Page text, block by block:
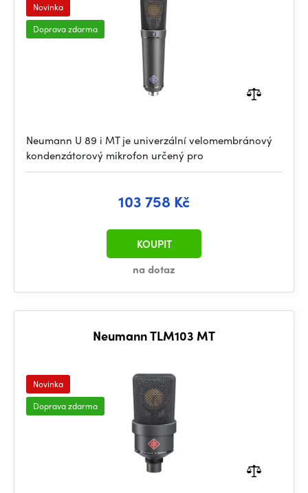
Novinka
Doprava zdarma
Neumann U 89 i MT je univerzální velomembránový
kondenzátorový mikrofon určený pro
103 758 Kč
na dotaz
KOUPIT
Neumann TLM103 MT
Novinka
Doprava zdarma